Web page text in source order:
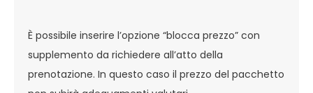
È possibile inserire l’opzione “blocca prezzo” con
supplemento da richiedere all’atto della
prenotazione. In questo caso il prezzo del pacchetto